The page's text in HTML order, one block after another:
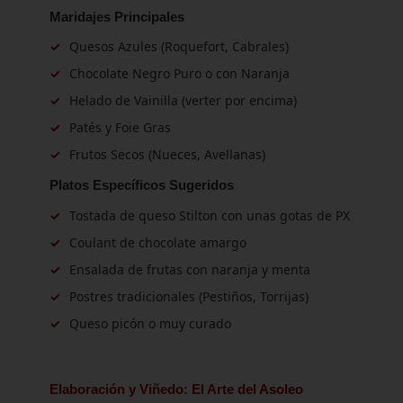
Maridajes Principales
✓
Quesos Azules (Roquefort, Cabrales)
✓
Chocolate Negro Puro o con Naranja
✓
Helado de Vainilla (verter por encima)
✓
Patés y Foie Gras
✓
Frutos Secos (Nueces, Avellanas)
Platos Específicos Sugeridos
✓ Tostada de queso Stilton con unas gotas de PX
✓
Coulant de chocolate amargo
✓
Ensalada de frutas con naranja y menta
✓
Postres tradicionales (Pestiños, Torrijas)
✓
Queso picón o muy curado
Elaboración y Viñedo: El Arte del Asoleo